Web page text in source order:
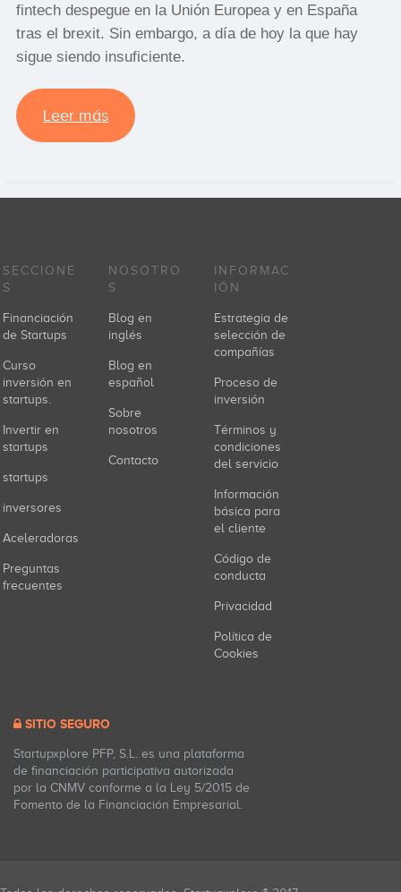
fintech despegue en la Unión Europea y en España
tras el brexit. Sin embargo, a día de hoy la que hay
sigue siendo insuficiente.
Leer más
SECCIONE
S
Financiación
de Startups
Curso
inversión en
startups.
Invertir en
startups
startups
inversores
Aceleradoras
Preguntas
frecuentes
NOSOTRO
S
Blog en
inglés
Blog en
español
Sobre
nosotros
Contacto
INFORMAC
IÓN
Estrategia de
selección de
compañías
Proceso de
inversión
Términos y
condiciones
del servicio
Información
básica para
el cliente
Código de
conducta
Privacidad
Política de
Cookies
SITIO SEGURO
Startupxplore PFP, S.L. es una plataforma
de financiación participativa autorizada
por la CNMV conforme a la Ley 5/2015 de
Fomento de la Financiación Empresarial.